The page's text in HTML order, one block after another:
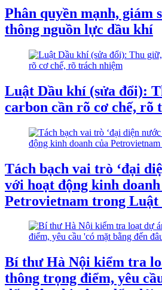
Phân quyền mạnh, giám
thông nguồn lực dầu khí
Luật Dầu khí (sửa đổi):
carbon cần rõ cơ chế, rõ
Tách bạch vai trò ‘đại
với hoạt động kinh doanh
Petrovietnam trong Luật
Bí thư Hà Nội kiểm tra
thông trọng điểm, yêu